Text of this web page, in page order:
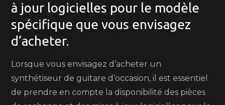
à jour logicielles pour le modèle
spécifique que vous envisagez
d’acheter.
Lorsque vous envisagez d’acheter un
synthétiseur de guitare d’occasion, il est essentiel
de prendre en compte la disponibilité des pièces